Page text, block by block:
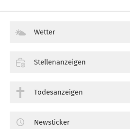
Wetter
Stellenanzeigen
Todesanzeigen
Newsticker